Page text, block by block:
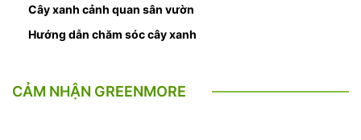
Cây xanh cảnh quan sân vườn
Hướng dẫn chăm sóc cây xanh
CẢM NHẬN GREENMORE